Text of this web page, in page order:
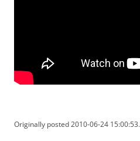
Originally posted 2010-06-24 15:00:53.